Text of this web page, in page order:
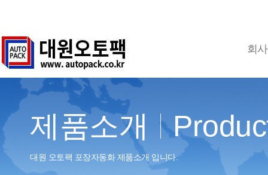
회
제품소개
대원 오토팩 포장자동화 제품소개 입니다.